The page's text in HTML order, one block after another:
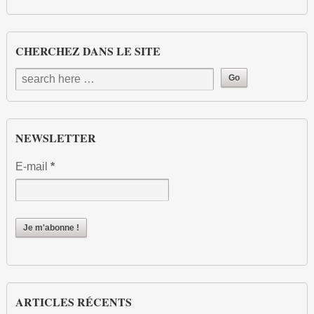
CHERCHEZ DANS LE SITE
NEWSLETTER
E-mail*
ARTICLES RÉCENTS